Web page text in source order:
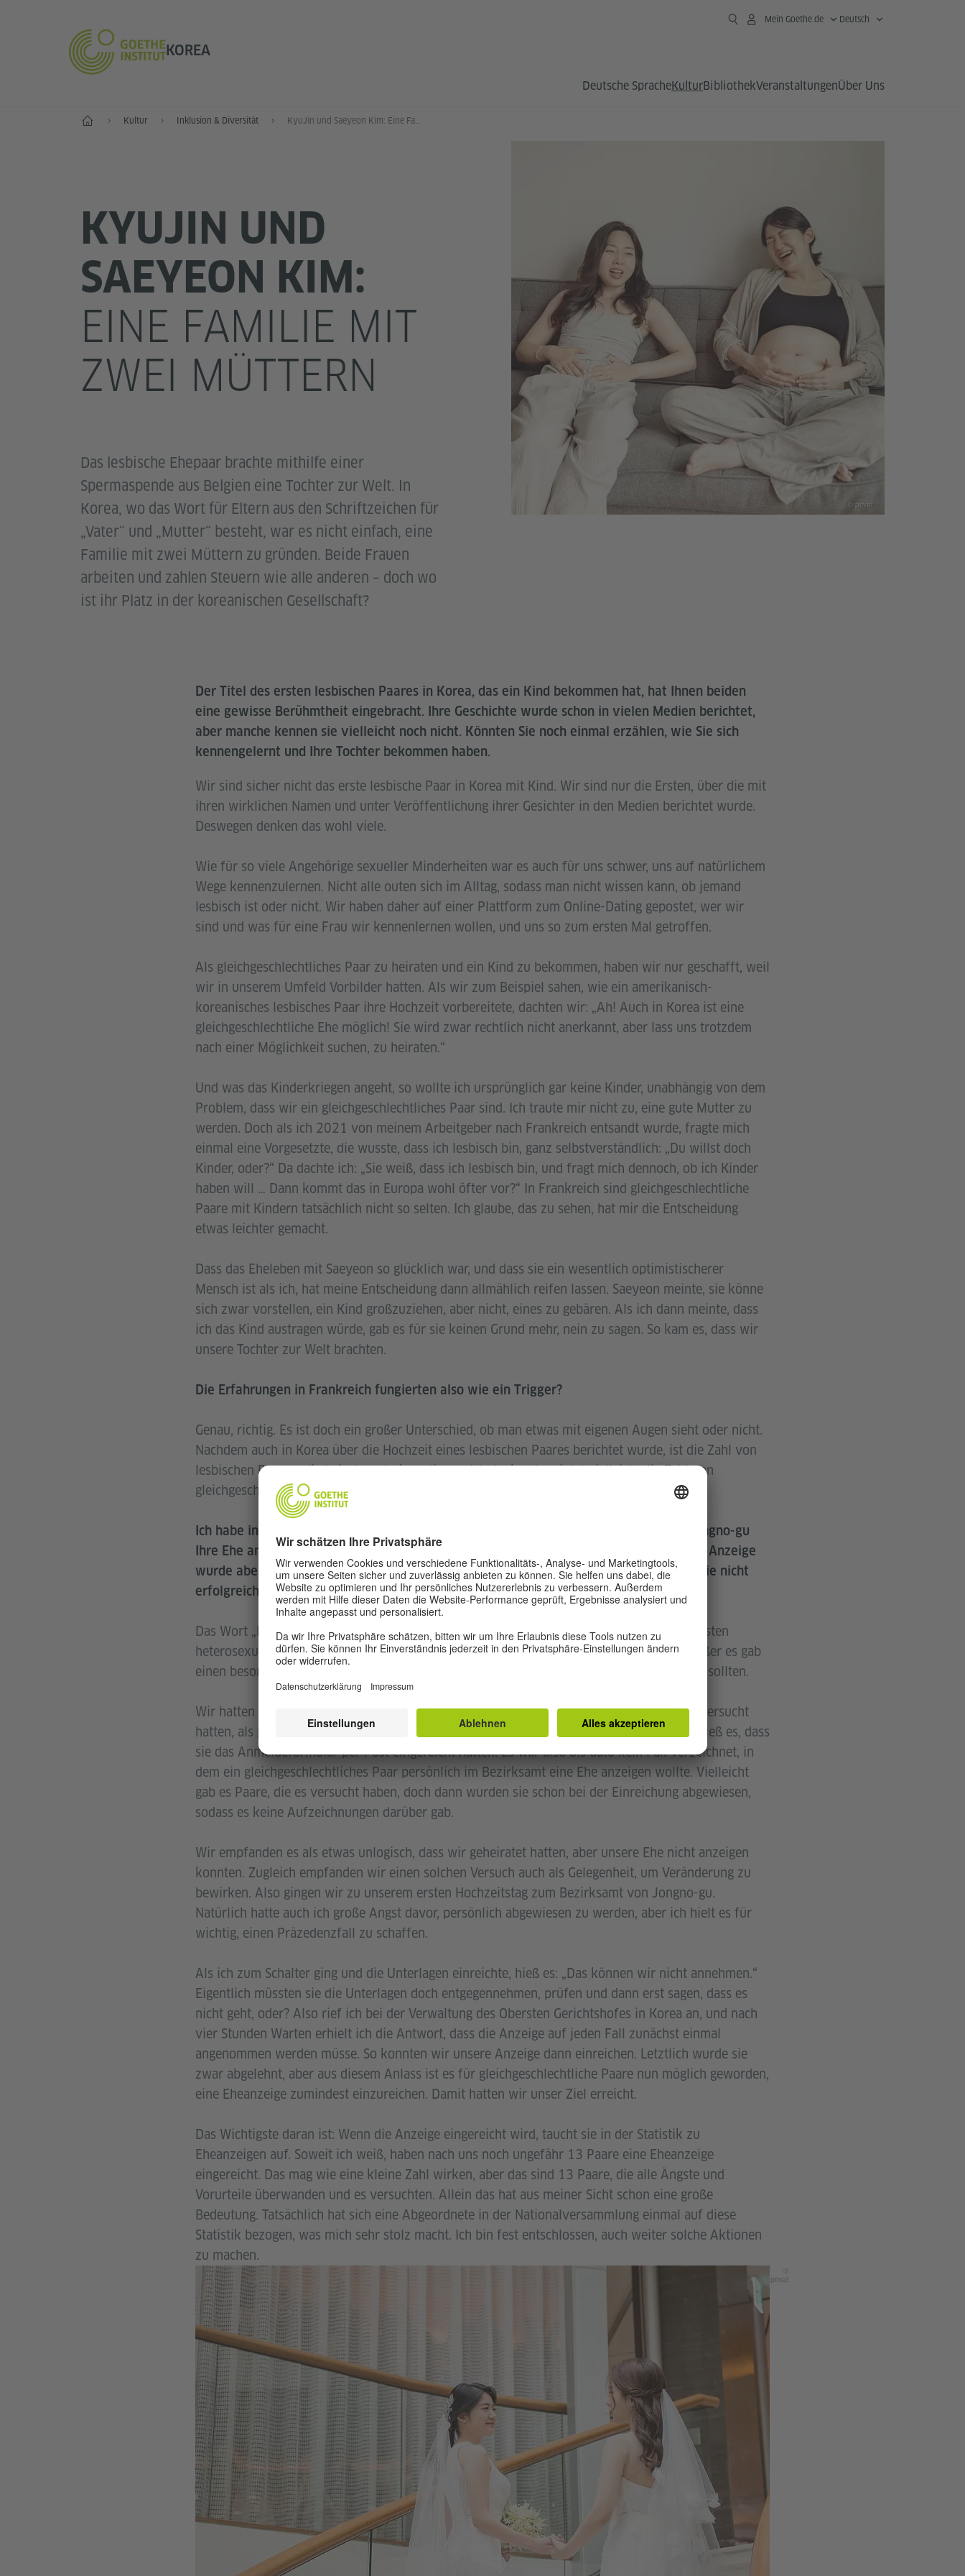
KOREA
Mein Goethe.de Deutsch
Deutsche SpracheKulturBibliothekVeranstaltungenÜber Uns
Start Kultur Inklusion & Diversität KyuJin und Saeyeon Kim: Eine Familie mit zwei Müttern
KYUJIN UND
SAEYEON KIM:
EINE FAMILIE MIT
ZWEI MÜTTERN
Das lesbische Ehepaar brachte mithilfe einer
Spermaspende aus Belgien eine Tochter zur Welt. In
Korea, wo das Wort für Eltern aus den Schriftzeichen für
„Vater“ und „Mutter“ besteht, war es nicht einfach, eine
Familie mit zwei Müttern zu gründen. Beide Frauen
arbeiten und zahlen Steuern wie alle anderen – doch wo
ist ihr Platz in der koreanischen Gesellschaft?
© privat
Der Titel des ersten lesbischen Paares in Korea, das ein Kind bekommen hat, hat Ihnen beiden
eine gewisse Berühmtheit eingebracht. Ihre Geschichte wurde schon in vielen Medien berichtet,
aber manche kennen sie vielleicht noch nicht. Könnten Sie noch einmal erzählen, wie Sie sich
kennengelernt und Ihre Tochter bekommen haben.
Wir sind sicher nicht das erste lesbische Paar in Korea mit Kind. Wir sind nur die Ersten, über die mit
ihren wirklichen Namen und unter Veröffentlichung ihrer Gesichter in den Medien berichtet wurde.
Deswegen denken das wohl viele.
Wie für so viele Angehörige sexueller Minderheiten war es auch für uns schwer, uns auf natürlichem
Wege kennenzulernen. Nicht alle outen sich im Alltag, sodass man nicht wissen kann, ob jemand
lesbisch ist oder nicht. Wir haben daher auf einer Plattform zum Online-Dating gepostet, wer wir
sind und was für eine Frau wir kennenlernen wollen, und uns so zum ersten Mal getroffen.
Als gleichgeschlechtliches Paar zu heiraten und ein Kind zu bekommen, haben wir nur geschafft, weil
wir in unserem Umfeld Vorbilder hatten. Als wir zum Beispiel sahen, wie ein amerikanisch-
koreanisches lesbisches Paar ihre Hochzeit vorbereitete, dachten wir: „Ah! Auch in Korea ist eine
gleichgeschlechtliche Ehe möglich! Sie wird zwar rechtlich nicht anerkannt, aber lass uns trotzdem
nach einer Möglichkeit suchen, zu heiraten.“
Und was das Kinderkriegen angeht, so wollte ich ursprünglich gar keine Kinder, unabhängig von dem
Problem, dass wir ein gleichgeschlechtliches Paar sind. Ich traute mir nicht zu, eine gute Mutter zu
werden. Doch als ich 2021 von meinem Arbeitgeber nach Frankreich entsandt wurde, fragte mich
einmal eine Vorgesetzte, die wusste, dass ich lesbisch bin, ganz selbstverständlich: „Du willst doch
Kinder, oder?“ Da dachte ich: „Sie weiß, dass ich lesbisch bin, und fragt mich dennoch, ob ich Kinder
haben will … Dann kommt das in Europa wohl öfter vor?“ In Frankreich sind gleichgeschlechtliche
Paare mit Kindern tatsächlich nicht so selten. Ich glaube, das zu sehen, hat mir die Entscheidung
etwas leichter gemacht.
Dass das Eheleben mit Saeyeon so glücklich war, und dass sie ein wesentlich optimistischerer
Mensch ist als ich, hat meine Entscheidung dann allmählich reifen lassen. Saeyeon meinte, sie könne
sich zwar vorstellen, ein Kind großzuziehen, aber nicht, eines zu gebären. Als ich dann meinte, dass
ich das Kind austragen würde, gab es für sie keinen Grund mehr, nein zu sagen. So kam es, dass wir
unsere Tochter zur Welt brachten.
Die Erfahrungen in Frankreich fungierten also wie ein Trigger?
Genau, richtig. Es ist doch ein großer Unterschied, ob man etwas mit eigenen Augen sieht oder nicht.
Nachdem auch in Korea über die Hochzeit eines lesbischen Paares berichtet wurde, ist die Zahl von
lesbischen Paaren, die heiraten, stark gestiegen. Ich denke, dass jetzt vielleicht die Zahl von
gleichgeschlechtlichen Paaren mit Kindern ebenso zunehmen könnte.
Ich habe in einem Artikel gelesen, dass Sie 2020 im Bezirksamt des Seouler Bezirks Jongno-gu
Ihre Ehe anzeigen wollten, wie das in Korea nach der Hochzeitsfeier notwendig ist. Die Anzeige
wurde aber abgelehnt. Sie hatten sicher schon vor dem Gang zum Amt erwartet, dass Sie nicht
erfolgreich sein würden. Warum sind Sie trotzdem hingegangen?
Das Wort „Eheanzeige“ hatte ich seit unserer Hochzeit immer im Hinterkopf. Denn die meisten
heterosexuellen Paare in meinem Umfeld hatten nach der Hochzeit ihre Ehe angezeigt, außer es gab
einen besonderen Grund, der dagegen sprach. Deswegen dachte ich, dass auch wir das tun sollten.
Wir hatten gehört, dass der Regisseur Kim-Jho Gwangsoo und sein Mann 2013 erfolglos versucht
hatten, als gleichgeschlechtliches Paar ihre Ehe anzuzeigen. Als wir dazu recherchierten, hieß es, dass
sie das Anmeldeformular per Post eingereicht hatten. Es war also bis dato kein Fall verzeichnet, in
dem ein gleichgeschlechtliches Paar persönlich im Bezirksamt eine Ehe anzeigen wollte. Vielleicht
gab es Paare, die es versucht haben, doch dann wurden sie schon bei der Einreichung abgewiesen,
sodass es keine Aufzeichnungen darüber gab.
Wir empfanden es als etwas unlogisch, dass wir geheiratet hatten, aber unsere Ehe nicht anzeigen
konnten. Zugleich empfanden wir einen solchen Versuch auch als Gelegenheit, um Veränderung zu
bewirken. Also gingen wir zu unserem ersten Hochzeitstag zum Bezirksamt von Jongno-gu.
Natürlich hatte auch ich große Angst davor, persönlich abgewiesen zu werden, aber ich hielt es für
wichtig, einen Präzedenzfall zu schaffen.
Als ich zum Schalter ging und die Unterlagen einreichte, hieß es: „Das können wir nicht annehmen.“
Eigentlich müssten sie die Unterlagen doch entgegennehmen, prüfen und dann erst sagen, dass es
nicht geht, oder? Also rief ich bei der Verwaltung des Obersten Gerichtshofes in Korea an, und nach
vier Stunden Warten erhielt ich die Antwort, dass die Anzeige auf jeden Fall zunächst einmal
angenommen werden müsse. So konnten wir unsere Anzeige dann einreichen. Letztlich wurde sie
zwar abgelehnt, aber aus diesem Anlass ist es für gleichgeschlechtliche Paare nun möglich geworden,
eine Eheanzeige zumindest einzureichen. Damit hatten wir unser Ziel erreicht.
Das Wichtigste daran ist: Wenn die Anzeige eingereicht wird, taucht sie in der Statistik zu
Eheanzeigen auf. Soweit ich weiß, haben nach uns noch ungefähr 13 Paare eine Eheanzeige
eingereicht. Das mag wie eine kleine Zahl wirken, aber das sind 13 Paare, die alle Ängste und
Vorurteile überwanden und es versuchten. Allein das hat aus meiner Sicht schon eine große
Bedeutung. Tatsächlich hat sich eine Abgeordnete in der Nationalversammlung einmal auf diese
Statistik bezogen, was mich sehr stolz macht. Ich bin fest entschlossen, auch weiter solche Aktionen
zu machen.
privat